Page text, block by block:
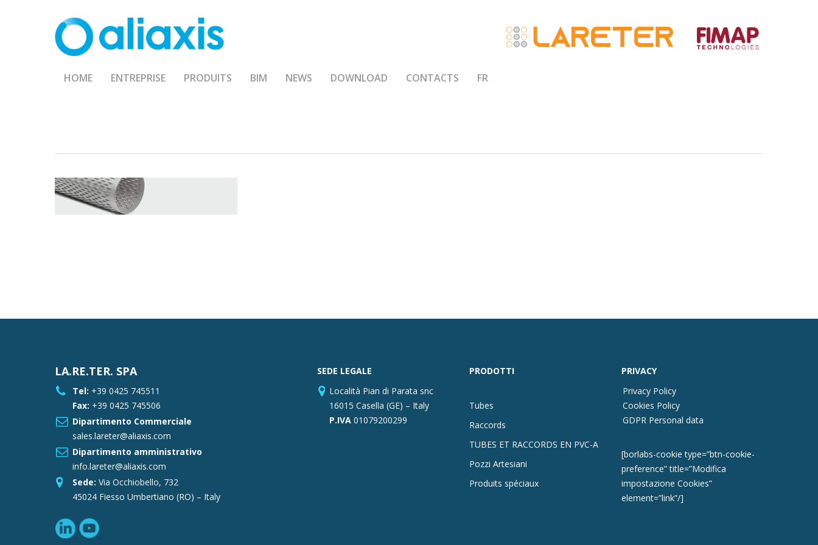
HOME ENTREPRISE PRODUITS BIM NEWS DOWNLOAD CONTACTS FR
LA.RE.TER. SPA
Tel: +39 0425 745511
Fax: +39 0425 745506
Dipartimento Commerciale
sales.lareter@aliaxis.com
Dipartimento amministrativo
info.lareter@aliaxis.com
Sede: Via Occhiobello, 732
45024 Fiesso Umbertiano (RO) – Italy
SEDE LEGALE
Località Pian di Parata snc
16015 Casella (GE) – Italy
P.IVA01079200299
PRODOTTI
Tubes
Raccords
TUBES ET RACCORDS EN PVC-A
Pozzi Artesiani
Produits spéciaux
PRIVACY
Privacy Policy
Cookies Policy
GDPR Personal data
[borlabs-cookie type=”btn-cookie-
preference” title=”Modifica
impostazione Cookies”
element=”link”/]